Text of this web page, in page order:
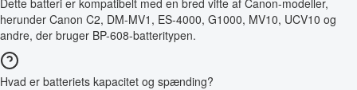
herunder Canon C2, DM-MV1, ES-4000, G1000, MV10, UCV10 og
andre, der bruger BP-608-batteritypen.
Hvad er batteriets kapacitet og spænding?